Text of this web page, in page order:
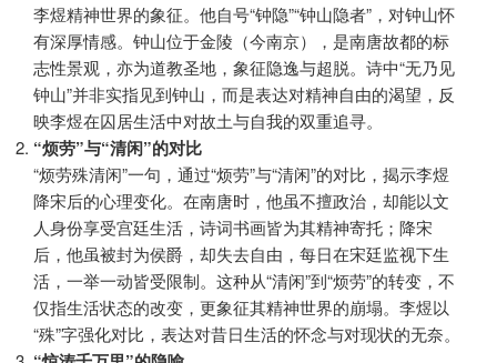
李煜精神世界的象征。他自号“钟隐”“钟山隐者”，对钟山怀
有深厚情感。钟山位于金陵（今南京），是南唐故都的标
志性景观，亦为道教圣地，象征隐逸与超脱。诗中“无乃见
钟山”并非实指见到钟山，而是表达对精神自由的渴望，反
映李煜在囚居生活中对故土与自我的双重追寻。
“烦劳”与“清闲”的对比
“烦劳殊清闲”一句，通过“烦劳”与“清闲”的对比，揭示李煜
降宋后的心理变化。在南唐时，他虽不擅政治，却能以文
人身份享受宫廷生活，诗词书画皆为其精神寄托；降宋
后，他虽被封为侯爵，却失去自由，每日在宋廷监视下生
活，一举一动皆受限制。这种从“清闲”到“烦劳”的转变，不
仅指生活状态的改变，更象征其精神世界的崩塌。李煜以
“殊”字强化对比，表达对昔日生活的怀念与对现状的无奈。